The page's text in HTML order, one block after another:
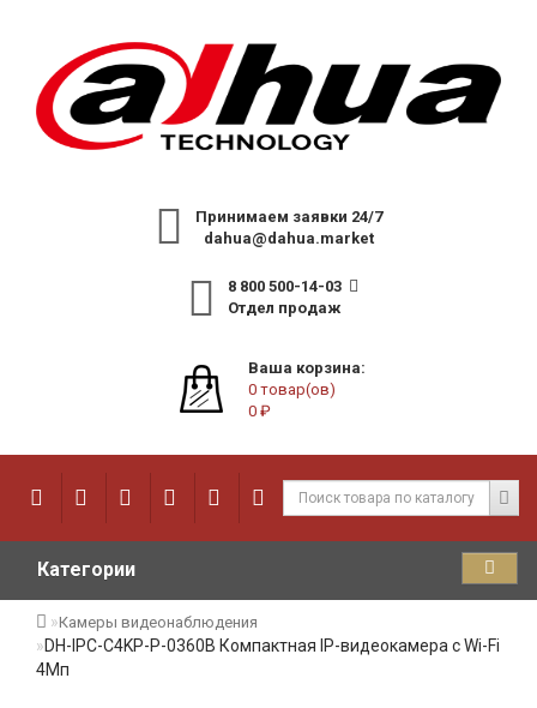
Принимаем заявки 24/7
dahua@dahua.market
8 800 500-14-03
Отдел продаж
Ваша корзина:
0 товар(ов)
0 ₽
Категории
Камеры видеонаблюдения
DH-IPC-C4KP-P-0360B Компактная IP-видеокамера с Wi-Fi
4Мп